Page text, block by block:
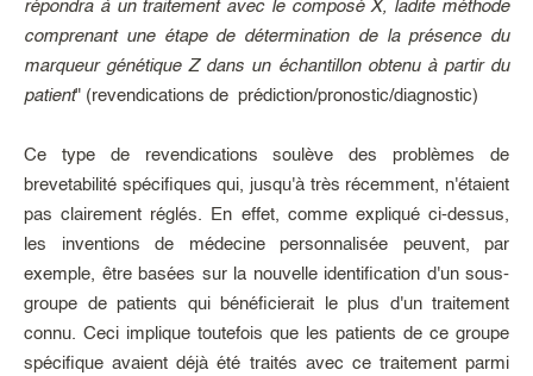
répondra à un traitement avec le composé X, ladite méthode
comprenant une étape de détermination de la présence du
marqueur génétique Z dans un échantillon obtenu à partir du
patient" (revendications de prédiction/pronostic/diagnostic)
Ce type de revendications soulève des problèmes de
brevetabilité spécifiques qui, jusqu'à très récemment, n'étaient
pas clairement réglés. En effet, comme expliqué ci-dessus,
les inventions de médecine personnalisée peuvent, par
exemple, être basées sur la nouvelle identification d'un sous-
groupe de patients qui bénéficierait le plus d'un traitement
connu. Ceci implique toutefois que les patients de ce groupe
spécifique avaient déjà été traités avec ce traitement parmi